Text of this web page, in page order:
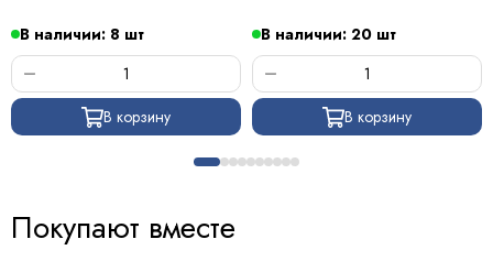
В наличии: 8 шт
В корзину
В наличии: 20 шт
В корзину
Покупают вместе